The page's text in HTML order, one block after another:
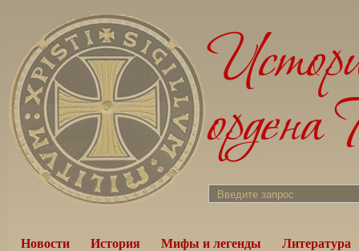
Новости История Мифы и легенды Литература